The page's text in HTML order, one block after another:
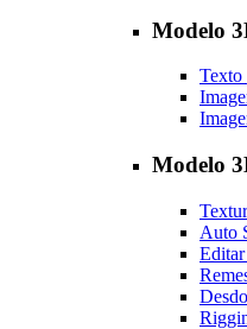
Modelo
Texto
Modelo
Auto